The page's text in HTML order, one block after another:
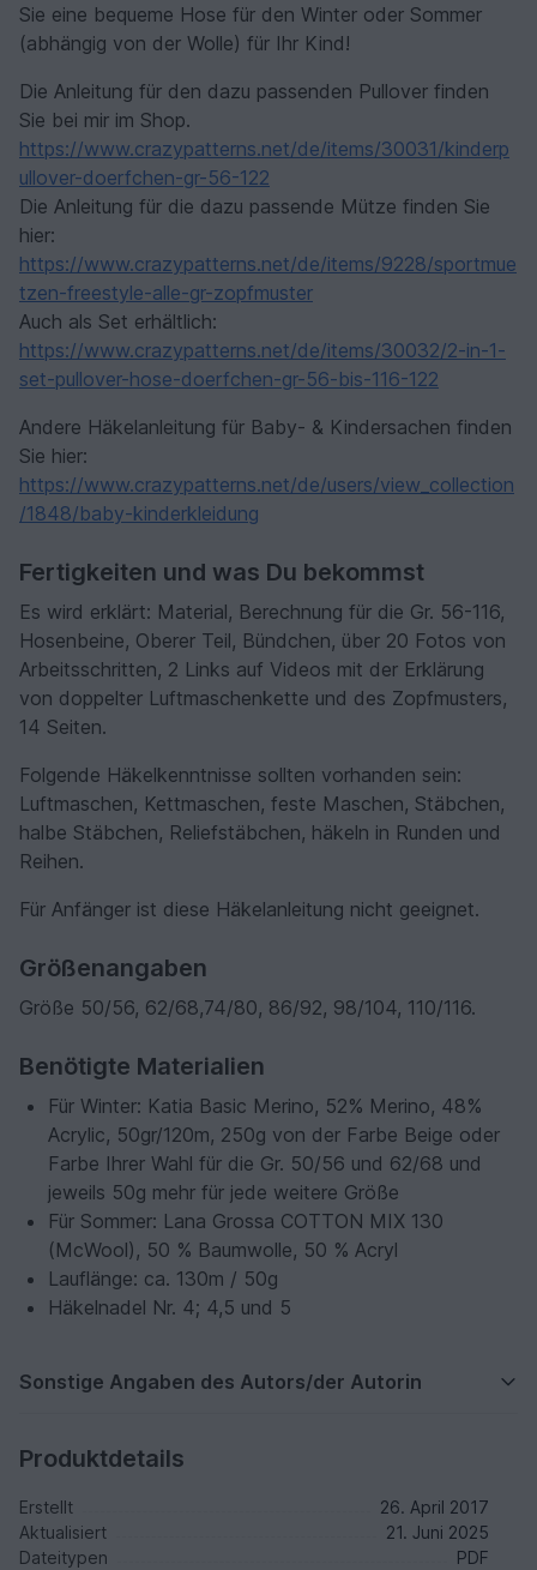
Sie eine bequeme Hose für den Winter oder Sommer
(abhängig von der Wolle) für Ihr Kind!
Die Anleitung für den dazu passenden Pullover finden
Sie bei mir im Shop.
https://www.crazypatterns.net/de/items/30031/kinderp
ullover-doerfchen-gr-56-122
Die Anleitung für die dazu passende Mütze finden Sie
hier:
https://www.crazypatterns.net/de/items/9228/sportmue
tzen-freestyle-alle-gr-zopfmuster
Auch als Set erhältlich:
https://www.crazypatterns.net/de/items/30032/2-in-1-
set-pullover-hose-doerfchen-gr-56-bis-116-122
Andere Häkelanleitung für Baby- & Kindersachen finden
Sie hier:
https://www.crazypatterns.net/de/users/view_collection
/1848/baby-kinderkleidung
Fertigkeiten und was Du bekommst
Es wird erklärt: Material, Berechnung für die Gr. 56-116,
Hosenbeine, Oberer Teil, Bündchen, über 20 Fotos von
Arbeitsschritten, 2 Links auf Videos mit der Erklärung
von doppelter Luftmaschenkette und des Zopfmusters,
14 Seiten.
Folgende Häkelkenntnisse sollten vorhanden sein:
Luftmaschen, Kettmaschen, feste Maschen, Stäbchen,
halbe Stäbchen, Reliefstäbchen, häkeln in Runden und
Reihen.
Für Anfänger ist diese Häkelanleitung nicht geeignet.
Größenangaben
Größe 50/56, 62/68,74/80, 86/92, 98/104, 110/116.
Benötigte Materialien
Für Winter: Katia Basic Merino, 52% Merino, 48%
Acrylic, 50gr/120m, 250g von der Farbe Beige oder
Farbe Ihrer Wahl für die Gr. 50/56 und 62/68 und
jeweils 50g mehr für jede weitere Größe
Für Sommer: Lana Grossa COTTON MIX 130
(McWool), 50 % Baumwolle, 50 % Acryl
Lauflänge: ca. 130m / 50g
Häkelnadel Nr. 4; 4,5 und 5
Sonstige Angaben des Autors/der Autorin
Produktdetails
Erstellt
26. April 2017
Aktualisiert
21. Juni 2025
Dateitypen
PDF